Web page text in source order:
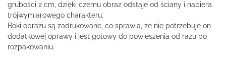
grubości 2 cm, dzięki czemu obraz odstaje od ściany i nabiera
trójwymiarowego charakteru.
Boki obrazu są zadrukowane, co sprawia, że nie potrzebuje on
dodatkowej oprawy i jest gotowy do powieszenia od razu po
rozpakowaniu.